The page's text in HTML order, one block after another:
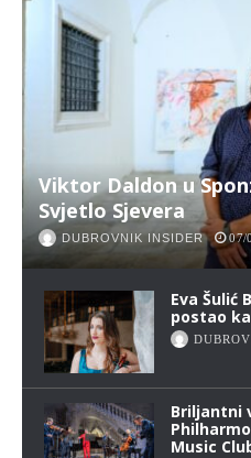
Viktor Daldon u
Svjetlo Sjevera
DUBROVNIK INSIDER 07/
Eva Šulić
postao
Briljantni
Music